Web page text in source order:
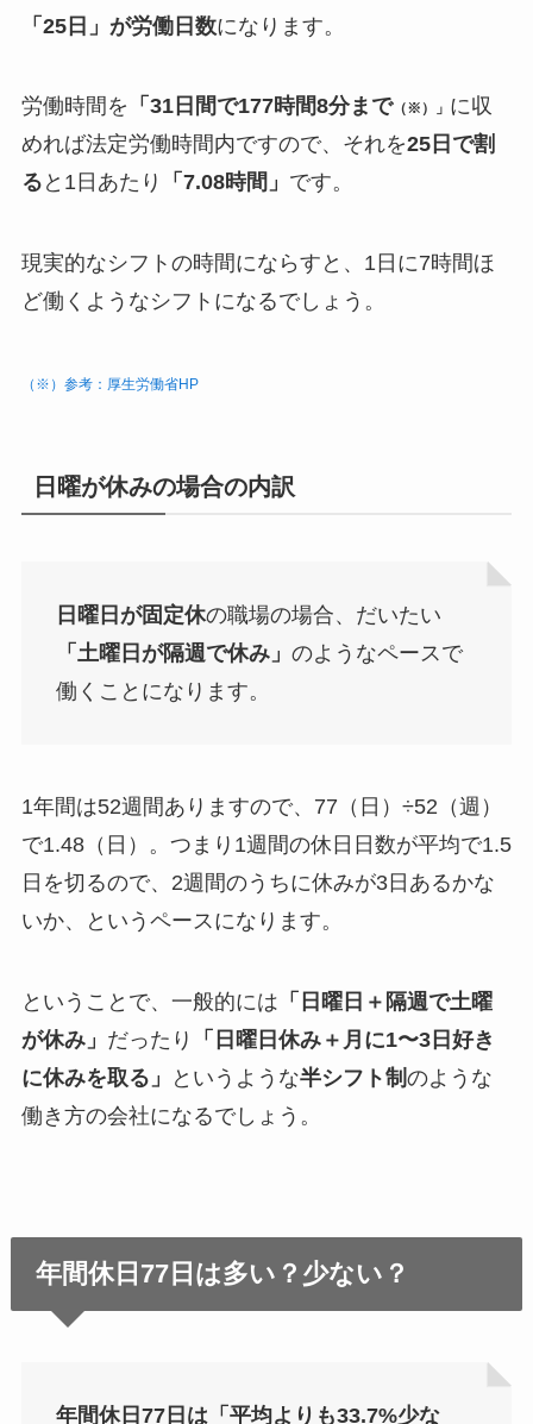
「25日」が労働日数になります。
労働時間を 「31日間で177時間8分まで（※）」 に収
めれば法定労働時間内ですので、それを25日で割
る と1日あたり 「7.08時間」 です。
現実的なシフトの時間にならすと、1日に7時間ほ
ど働くようなシフトになるでしょう。
（※）参考：厚生労働省HP
日曜が休みの場合の内訳
日曜日が固定休の職場の場合、だいたい
「土曜日が隔週で休み」 のようなペースで
働くことになります。
1年間は52週間ありますので、77（日）÷52（週）
で1.48（日）。つまり1週間の休日日数が平均で1.5
日を切るので、2週間のうちに休みが3日あるかな
いか、というペースになります。
ということで、一般的には 「日曜日＋隔週で土曜
が休み」 だったり
「日曜日休み＋月に1〜3日好き
に休みを取る」
というような半シフト制 のような
働き方の会社になるでしょう。
年間休日77日は多い？少ない？
年間休日77日は「平均よりも33.7%少な